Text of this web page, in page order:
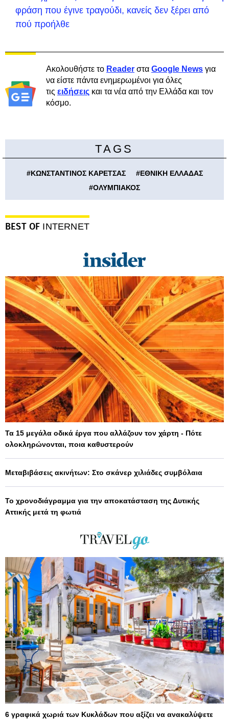
φράση που έγινε τραγούδι, κανείς δεν ξέρει από
πού προήλθε
Ακολουθήστε το Reader στα Google News για
να είστε πάντα ενημερωμένοι για όλες
τις ειδήσεις και τα νέα από την Ελλάδα και τον
κόσμο.
TAGS
#ΚΩΝΣΤΑΝΤΙΝΟΣ ΚΑΡΕΤΣΑΣ #ΕΘΝΙΚΗ ΕΛΛΑΔΑΣ
#ΟΛΥΜΠΙΑΚΟΣ
BEST OF INTERNET
Τα 15 μεγάλα οδικά έργα που αλλάζουν τον χάρτη - Πότε
ολοκληρώνονται, ποια καθυστερούν
Μεταβιβάσεις ακινήτων: Στο σκάνερ χιλιάδες συμβόλαια
Το χρονοδιάγραμμα για την αποκατάσταση της Δυτικής
Αττικής μετά τη φωτιά
6 γραφικά χωριά των Κυκλάδων που αξίζει να ανακαλύψετε